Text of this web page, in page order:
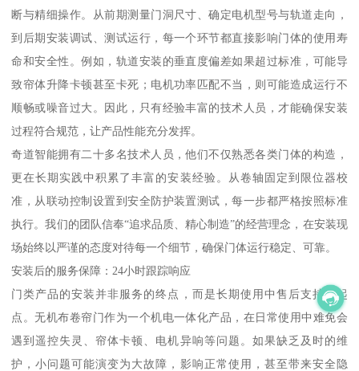
断与精细操作。从前期测量门洞尺寸、确定电机型号与轨道走向，
到后期安装调试、测试运行，每一个环节都直接影响门体的使用寿
命和安全性。例如，轨道安装的垂直度偏差如果超过标准，可能导
致帘体升降卡顿甚至卡死；电机功率匹配不当，则可能造成运行不
顺畅或噪音过大。因此，只有经验丰富的技术人员，才能确保安装
过程符合规范，让产品性能充分发挥。
奇道智能拥有二十多名技术人员，他们不仅熟悉各类门体的构造，
更在长期实践中积累了丰富的安装经验。从卷轴固定到限位器校
准，从联动控制设置到安全防护装置测试，每一步都严格按照标准
执行。我们的团队信奉“追求品质、精心制造”的经营理念，在安装现
场始终以严谨的态度对待每一个细节，确保门体运行稳定、可靠。
安装后的服务保障：24小时跟踪响应
门类产品的安装并非服务的终点，而是长期使用中售后支持的起
点。无机布卷帘门作为一个机电一体化产品，在日常使用中难免会
遇到遥控失灵、帘体卡顿、电机异响等问题。如果缺乏及时的维
护，小问题可能演变为大故障，影响正常使用，甚至带来安全隐